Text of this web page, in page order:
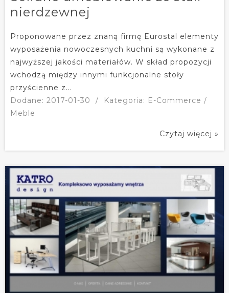
nierdzewnej
Proponowane przez znaną firmę Eurostal elementy
wyposażenia nowoczesnych kuchni są wykonane z
najwyższej jakości materiałów. W skład propozycji
wchodzą między innymi funkcjonalne stoły
przyścienne z...
Dodane: 2017-01-30
/
Kategoria: E-Commerce /
Meble
Czytaj więcej »